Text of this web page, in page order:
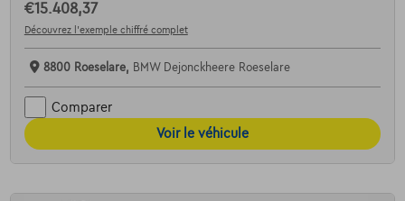
€15.408,37
Découvrez l’exemple chiffré complet
8800 Roeselare, BMW Dejonckheere Roeselare
Comparer
Voir le véhicule